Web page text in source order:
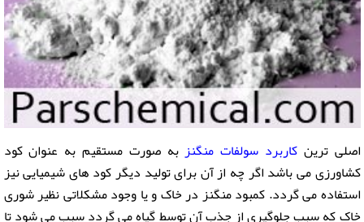
اصلی ترینکاربرد سولفات منگنزبه صورت مستقیم به عنوان کود
کشاورزی می باشد اگر چه از آن برای تولید دیگر کود های شیمیایی نیز
استفاده می گردد. کمبود منگنز در خاک و یا وجود مشکلاتی نظیر شوری
خاک که سبب جلوگیری از جذب آن توسط گیاه می گردد سبب می شود تا